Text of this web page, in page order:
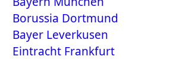
Borussia Dortmund
Bayer Leverkusen
Eintracht Frankfurt